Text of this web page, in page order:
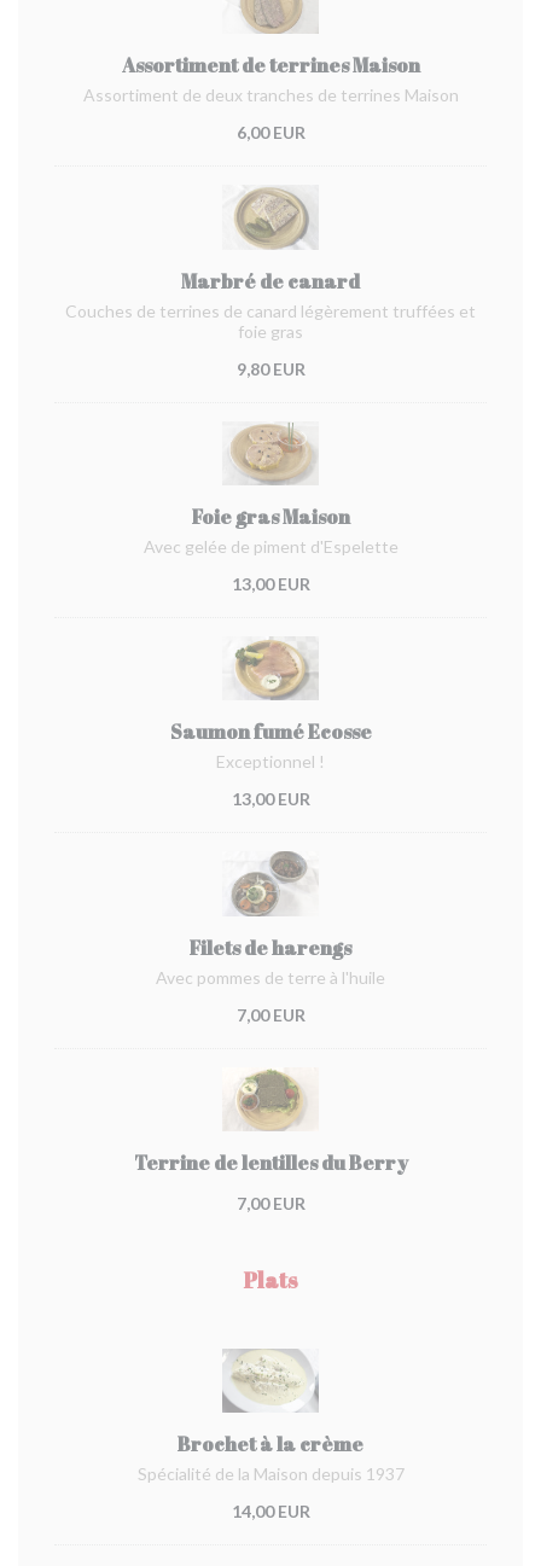
Assortiment de terrines Maison
Assortiment de deux tranches de terrines Maison
6,00 EUR
Marbré de canard
Couches de terrines de canard légèrement truffées et
foie gras
9,80 EUR
Foie gras Maison
Avec gelée de piment d'Espelette
13,00 EUR
Saumon fumé Ecosse
Exceptionnel !
13,00 EUR
Filets de harengs
Avec pommes de terre à l'huile
7,00 EUR
Terrine de lentilles du Berry
7,00 EUR
Plats
Brochet à la crème
Spécialité de la Maison depuis 1937
14,00 EUR